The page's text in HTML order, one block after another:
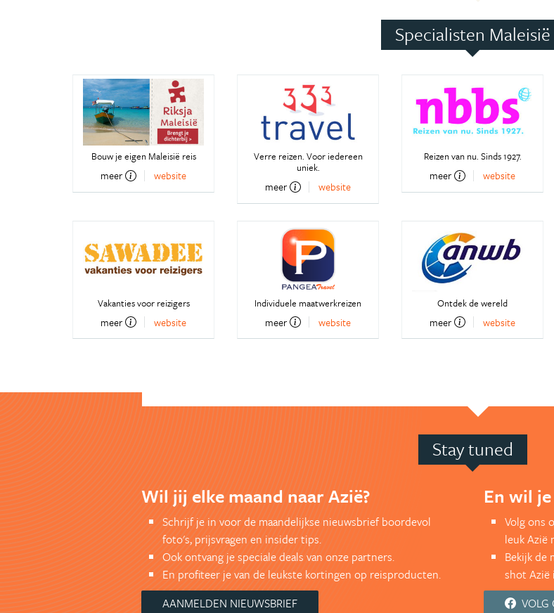
Specialisten Maleisië
Bouw je eigen Maleisië reis
meer website
Verre reizen. Voor iedereen
uniek.
meer website
Reizen van nu. Sinds 1927.
meer website
Vakanties voor reizigers
meer website
Individuele maatwerkreizen
meer website
Ontdek de wereld
meer website
Stay tuned
Wil jij elke maand naar Azië?
Schrijf je in voor de maandelijkse nieuwsbrief boordevol
foto's, prijsvragen en insider tips.
Ook ontvang je speciale deals van onze partners.
En profiteer je van de leukste kortingen op reisproducten.
AANMELDEN NIEUWSBRIEF
En wil
Volg ons
leuk Azië
Bekijk de
shot Azië
VOLG